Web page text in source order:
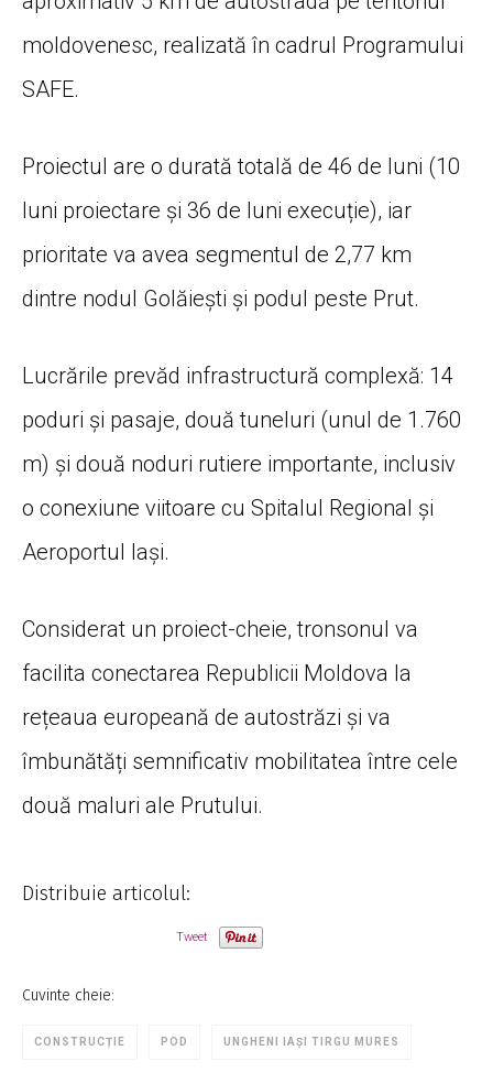
moldovenesc, realizată în cadrul Programului
SAFE.
Proiectul are o durată totală de 46 de luni (10
luni proiectare și 36 de luni execuție), iar
prioritate va avea segmentul de 2,77 km
dintre nodul Golăiești și podul peste Prut.
Lucrările prevăd infrastructură complexă: 14
poduri și pasaje, două tuneluri (unul de 1.760
m) și două noduri rutiere importante, inclusiv
o conexiune viitoare cu Spitalul Regional și
Aeroportul Iași.
Considerat un proiect-cheie, tronsonul va
facilita conectarea Republicii Moldova la
rețeaua europeană de autostrăzi și va
îmbunătăți semnificativ mobilitatea între cele
două maluri ale Prutului.
Distribuie articolul:
Tweet
Cuvinte cheie:
CONSTRUCȚIE POD UNGHENI IAȘI TIRGU MURES